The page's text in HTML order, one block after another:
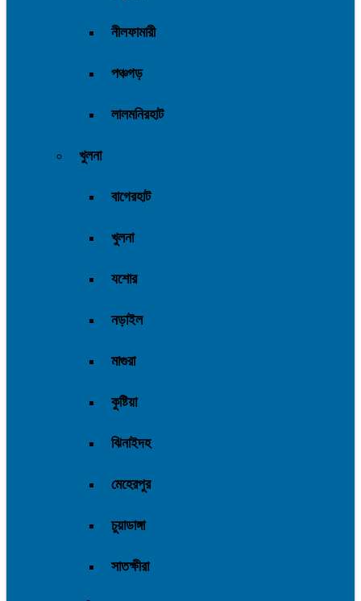
নীলফামারী
পঞ্চগড়
লালমনিরহাট
খুলনা
বাগেরহাট
খুলনা
যশোর
নড়াইল
মাগুরা
কুষ্টিয়া
ঝিনাইদহ
মেহেরপুর
চুয়াডাঙ্গা
সাতক্ষীরা